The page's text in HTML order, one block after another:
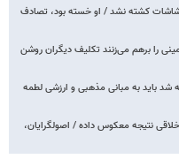
کشته نشد / او خسته بود، تصادف
را برهم می‌زنند تکلیف دیگران روشن
از ۸۸ دشمن متوجه شد باید به مبانی مذهبی و ارزشی لطمه
نتیجه معکوس داده / اصولگرایان،